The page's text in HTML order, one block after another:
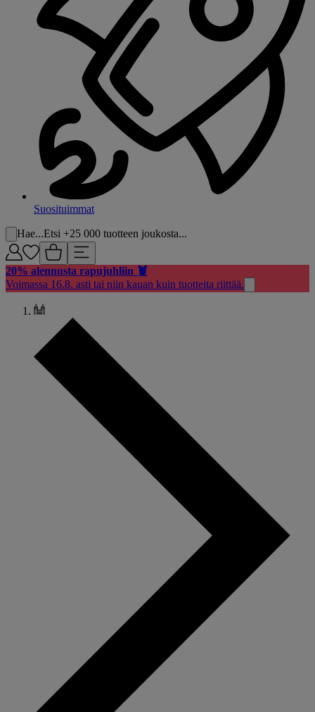
Suosituimmat
Hae...Etsi +25 000 tuotteen joukosta...
20% alennusta rapujuhliin 🦞
Voimassa 16.8. asti tai niin kauan kuin tuotteita riittää.